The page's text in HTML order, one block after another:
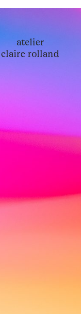
atelier
claire rolland